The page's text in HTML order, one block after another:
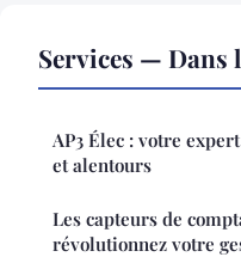
Services — Dans
AP3 Élec : votre
et alentours
Les capteurs de
révolutionnez votre